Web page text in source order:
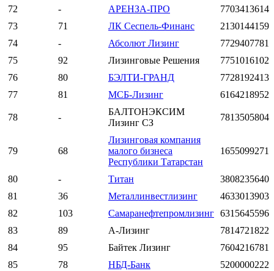
72
- АРЕНЗА-ПРО
7703413614
73
71 ЛК Сеспель-Финанс
2130144159
74
- Абсолют Лизинг
7729407781
75
92 Лизинговые Решения
7751016102
76
80 БЭЛТИ-ГРАНД
7728192413
77
81 МСБ-Лизинг 6164218952
78 -
БАЛТОНЭКСИМ
Лизинг СЗ
7813505804
79 68
Лизинговая компания
малого бизнеса
Республики Татарстан
1655099271
80 - Титан
3808235640
81
36 Металлинвестлизинг
4633013903
82
103 Самаранефтепромлизинг 6315645596
83
89 А-Лизинг
7814721822
84
95 Байтек Лизинг
7604216781
85
78 НБД-Банк
5200000222